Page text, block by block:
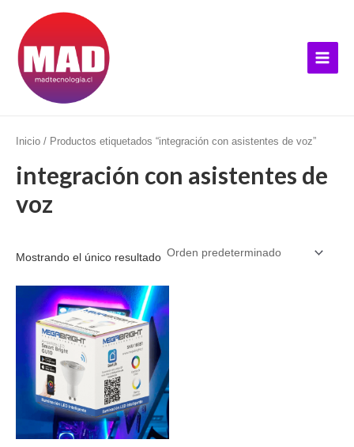
contenido
Menu
s
c
p
:
Inicio / Productos etiquetados “integración con asistentes de voz”
integración con asistentes de
voz
Mostrando el único resultado